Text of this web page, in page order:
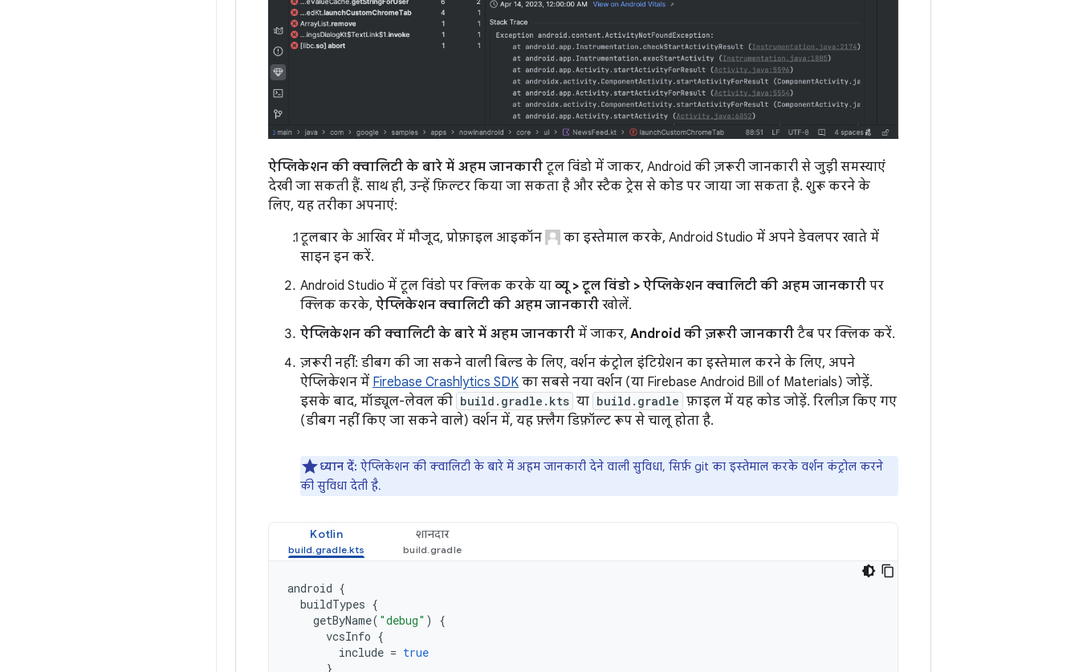
ऐप्लिकेशन की क्वालिटी के बारे में अहम जानकारी टूल विंडो में जाकर, Android की ज़रूरी जानकारी से जुड़ी समस्याएं
देखी जा सकती हैं. साथ ही, उन्हें फ़िल्टर किया जा सकता है और स्टैक ट्रेस से कोड पर जाया जा सकता है. शुरू करने के
लिए, यह तरीका अपनाएं:
टूलबार के आखिर में मौजूद, प्रोफ़ाइल आइकॉन
का इस्तेमाल करके, Android Studio में अपने डेवलपर खाते में
साइन इन करें.
Android Studio में टूल विंडो पर क्लिक करके या व्यू > टूल विंडो > ऐप्लिकेशन क्वालिटी की अहम जानकारी पर
क्लिक करके, ऐप्लिकेशन क्वालिटी की अहम जानकारी खोलें.
ऐप्लिकेशन की क्वालिटी के बारे में अहम जानकारी में जाकर, Android की ज़रूरी जानकारी टैब पर क्लिक करें.
ज़रूरी नहीं: डीबग की जा सकने वाली बिल्ड के लिए, वर्शन कंट्रोल इंटिग्रेशन का इस्तेमाल करने के लिए, अपने
ऐप्लिकेशन में Firebase Crashlytics SDK का सबसे नया वर्शन (या Firebase Android Bill of Materials) जोड़ें.
इसके बाद, मॉड्यूल-लेवल की build.gradle.kts या build.gradle फ़ाइल में यह कोड जोड़ें. रिलीज़ किए गए
(डीबग नहीं किए जा सकने वाले) वर्शन में, यह फ़्लैग डिफ़ॉल्ट रूप से चालू होता है.
ध्यान दें: ऐप्लिकेशन की क्वालिटी के बारे में अहम जानकारी देने वाली सुविधा, सिर्फ़ git का इस्तेमाल करके वर्शन कंट्रोल करने
की सुविधा देती है.
Kotlin शानदार
android {
buildTypes {
getByName( "debug" )
{
vcsInfo {
include = true
}